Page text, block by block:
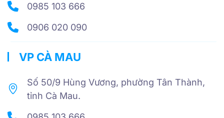
0985 103 666
0906 020 090
VP CÀ MAU
Số 50/9 Hùng Vương, phường Tân Thành,
tỉnh Cà Mau.